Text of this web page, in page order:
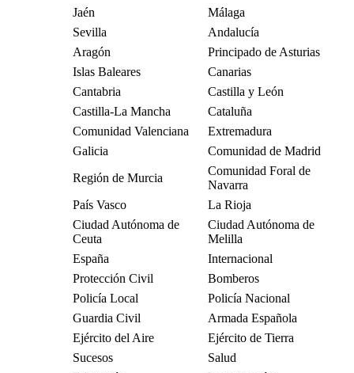
Jaén
Málaga
Sevilla
Andalucía
Aragón
Principado de Asturias
Islas Baleares
Canarias
Cantabria
Castilla y León
Castilla-La Mancha
Cataluña
Comunidad Valenciana
Extremadura
Galicia
Comunidad de Madrid
Región de Murcia
Comunidad Foral de
Navarra
País Vasco
La Rioja
Ciudad Autónoma de
Ceuta
Ciudad Autónoma de
Melilla
España
Internacional
Protección Civil
Bomberos
Policía Local
Policía Nacional
Guardia Civil
Armada Española
Ejército del Aire
Ejército de Tierra
Sucesos
Salud